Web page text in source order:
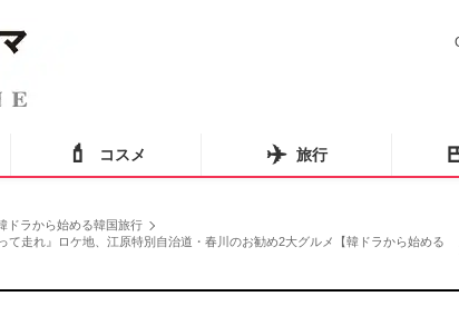
💄 コスメ ✈️ 旅行
ドラから始める韓国旅行
て走れ』ロケ地、江原特別自治道・春川のお勧め2大グルメ【韓ドラから始める